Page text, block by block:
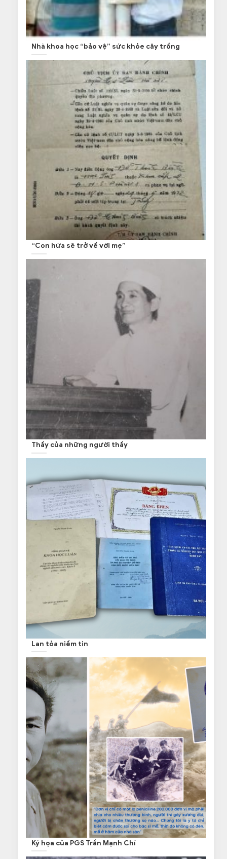
Nhà khoa học “bảo vệ” sức khỏe cây trồng
“Con hứa sẽ trở về với mẹ”
Thầy của những người thầy
Lan tỏa niềm tin
Ký họa của PGS Trần Mạnh Chí